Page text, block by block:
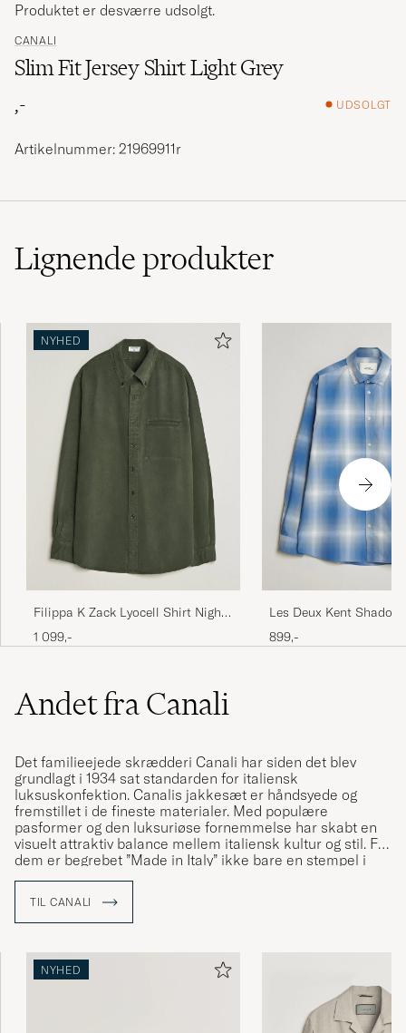
CANALI
Slim Fit Jersey Shirt Light Grey
,-
UDSOLGT
Produktet er desværre udsolgt.
Artikelnummer: 21969911r
Lignendeprodukter
NYHED
Filippa K Zack Lyocell Shirt Night
Green
1 099,-
Les Deux Kent
Palace Blue
899,-
Andet fra Canali
Det familieejede skrædderi Canali har siden det blev
grundlagt i 1934 sat standarden for italiensk
luksuskonfektion. Canalis jakkesæt er håndsyede og
fremstillet i de fineste materialer. Med populære
pasformer og den luksuriøse fornemmelse har skabt en
visuelt attraktiv balance mellem italiensk kultur og stil. For
dem er begrebet ”Made in Italy” ikke bare en stempel i
nakken, men en ægte og stolt tradition af håndværk,
italienske identitet og høje kvalitet.
TIL CANALI
NYHED